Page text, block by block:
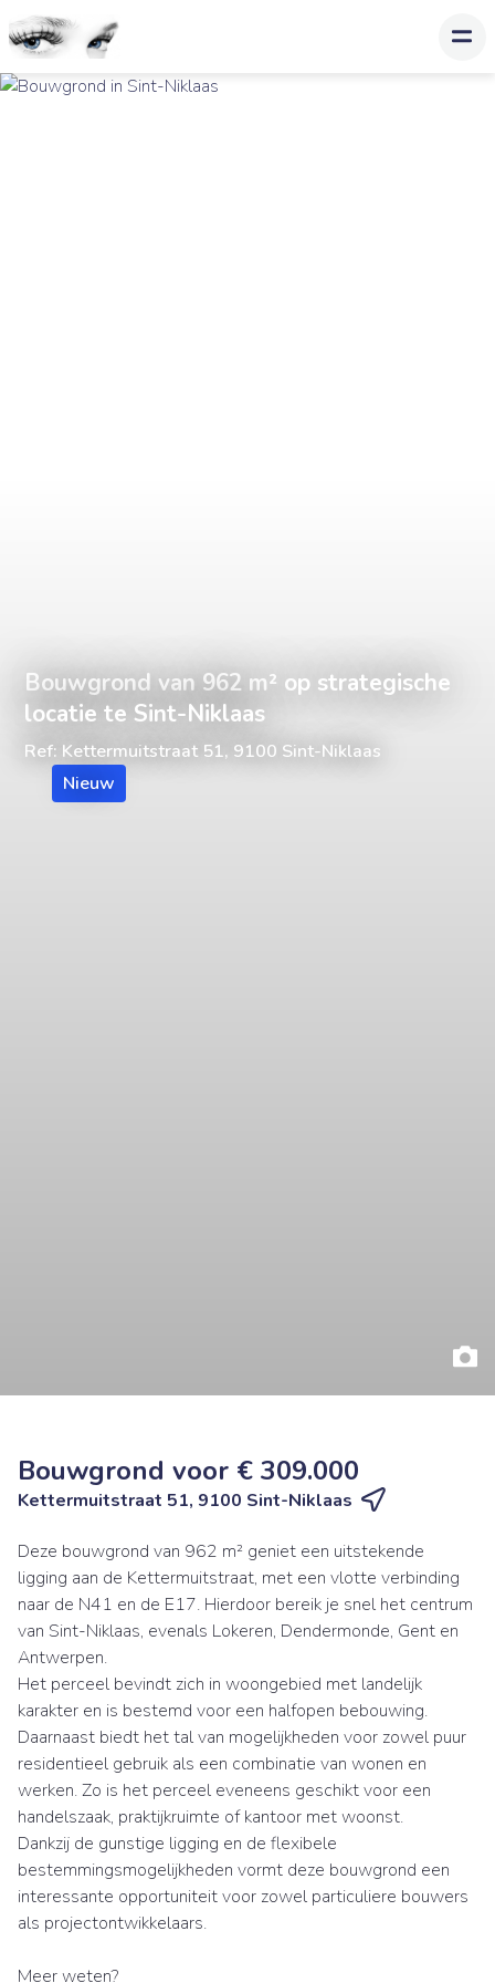
Bouwgrond van 962 m² op strategische
locatie te Sint-Niklaas
Ref: Kettermuitstraat 51, 9100 Sint-Niklaas
Nieuw
Bouwgrond voor € 309.000
Kettermuitstraat 51, 9100 Sint-Niklaas
Deze bouwgrond van 962 m² geniet een uitstekende
ligging aan de Kettermuitstraat, met een vlotte verbinding
naar de N41 en de E17. Hierdoor bereik je snel het centrum
van Sint-Niklaas, evenals Lokeren, Dendermonde, Gent en
Antwerpen.
Het perceel bevindt zich in woongebied met landelijk
karakter en is bestemd voor een halfopen bebouwing.
Daarnaast biedt het tal van mogelijkheden voor zowel puur
residentieel gebruik als een combinatie van wonen en
werken. Zo is het perceel eveneens geschikt voor een
handelszaak, praktijkruimte of kantoor met woonst.
Dankzij de gunstige ligging en de flexibele
bestemmingsmogelijkheden vormt deze bouwgrond een
interessante opportuniteit voor zowel particuliere bouwers
als projectontwikkelaars.
Meer weten?